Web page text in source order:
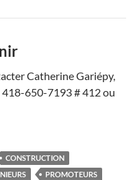
Catherine Gariépy,
650-7193 # 412 ou
CONSTRUCTION
PROMOTEURS